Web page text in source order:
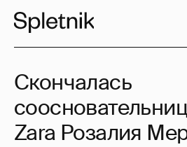
Скончалась
Zara Розалия